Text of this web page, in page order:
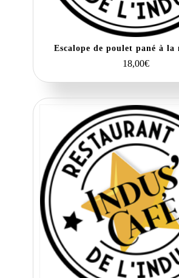
Escalope de poulet pané à la
18,00€